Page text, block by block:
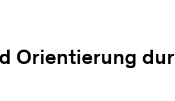
Orientierung